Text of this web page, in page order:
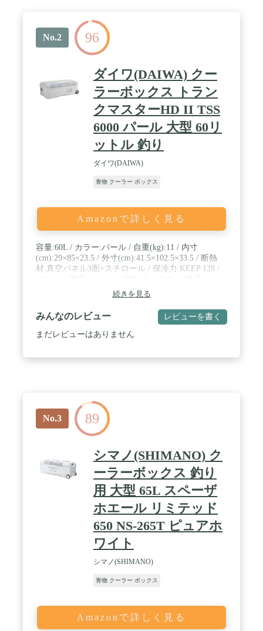
No.2 96
ダイワ(DAIWA) クー
ラーボックス トラン
クマスターHD II TSS
6000 パール 大型 60リ
ットル 釣り
ダイワ(DAIWA)
青物 クーラー ボックス
Amazonで詳しく見る
容量:60L / カラー:パール / 自重(kg):11 / 内寸
(cm):29×85×23.5 / 外寸(cm):41.5×102.5×33.5 / 断熱
材:真空パネル3面+スチロール / 保冷力:KEEP 128 /
続きを見る
みんなのレビュー レビューを書く
まだレビューはありません
No.3 89
シマノ(SHIMANO) ク
ーラーボックス 釣り
用 大型 65L スペーザ
ホエール リミテッド
650 NS-265T ピュアホ
ワイト
シマノ(SHIMANO)
青物 クーラー ボックス
Amazonで詳しく見る